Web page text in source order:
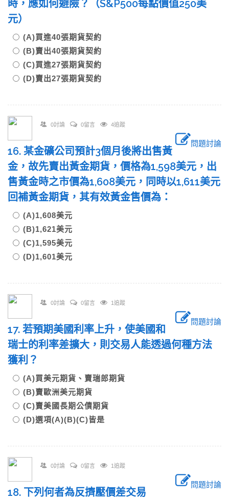
時，應如何避險？（S&P500每點價值250美
元）
(A)買進40張期貨契約
(B)賣出40張期貨契約
(C)買進27張期貨契約
(D)賣出27張期貨契約
0討論 0留言 4追蹤
問題討論
16. 某金礦公司預計3個月後將出售黃
金，故先賣出黃金期貨，價格為1,598美元，出
售黃金時之市價為1,608美元，同時以1,611美元
回補黃金期貨，其有效黃金售價為：
(A)1,608美元
(B)1,621美元
(C)1,595美元
(D)1,601美元
0討論 0留言 1追蹤
問題討論
17. 若預期美國利率上升，使美國和
瑞士的利率差擴大，則交易人能透過何種方法
獲利？
(A)買美元期貨、賣瑞郎期貨
(B)賣歐洲美元期貨
(C)賣美國長期公債期貨
(D)選項(A)(B)(C)皆是
0討論 0留言 1追蹤
問題討論
18. 下列何者為反擠壓價差交易